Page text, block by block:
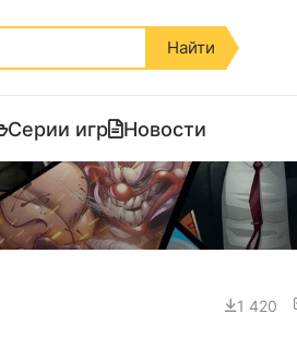
Найти
Серии игр Новости
1 420